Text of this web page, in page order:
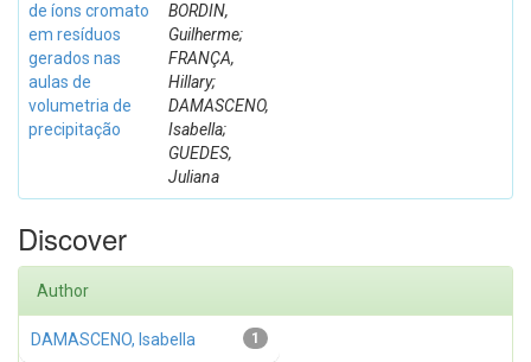
de íons cromato
em resíduos
gerados nas
aulas de
volumetria de
precipitação
BORDIN,
Guilherme;
FRANÇA,
Hillary;
DAMASCENO,
Isabella;
GUEDES,
Juliana
Discover
Author
1
DAMASCENO, Isabella